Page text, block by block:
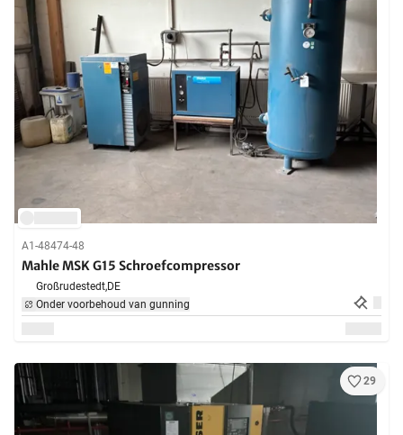
A1-48474-48
Mahle MSK G15 Schroefcompressor
Großrudestedt,DE
Onder voorbehoud van gunning
29